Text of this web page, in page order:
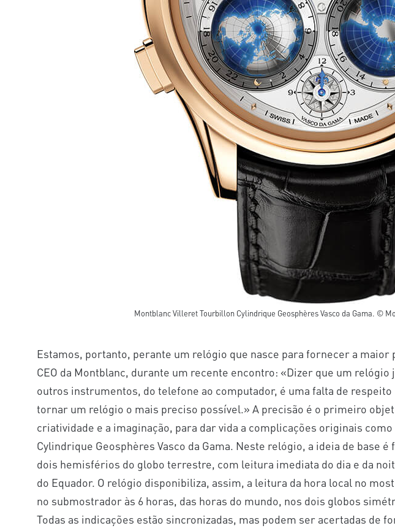
Montblanc Villeret Tourbillon Cylindrique Geosphères Vasco da Gama. ©
Estamos, portanto, perante um relógio que nasce para fornecer a
CEO da Montblanc, durante um recente encontro: «Dizer que um
outros instrumentos, do telefone ao computador, é uma falta de
tornar um relógio o mais preciso possível.» A precisão é o primeiro
criatividade e a imaginação, para dar vida a complicações originais
Cylindrique Geosphères Vasco da Gama. Neste relógio, a ideia de base
dois hemisférios do globo terrestre, com leitura imediata do dia e da
do Equador. O relógio disponibiliza, assim, a leitura da hora local no
no submostrador às 6 horas, das horas do mundo, nos dois globos
Todas as indicações estão sincronizadas, mas podem ser acertadas de